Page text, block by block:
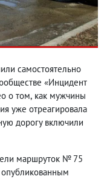
самостоятельно
«Инцидент
о том, как мужчины
уже отреагировала
дорогу включили
маршруток № 75
опубликованным